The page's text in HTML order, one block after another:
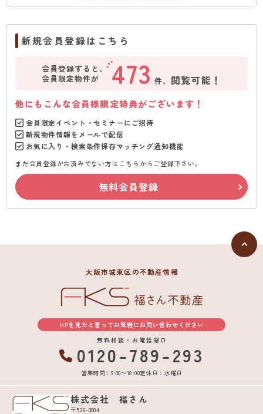
新規会員登録はこちら
会員登録すると、
会員限定物件が
473 件、 閲覧可能！
他にもこんな会員様限定特典がございます！
会員限定イベント・セミナーにご招待
新規物件情報をメールで配信
お気に入り・検索条件保存マッチング通知機能
まだ会員登録がお済みでない方はこちらからご登録下さい。
無料会員登録
大阪市城東区の不動産情報
HPを見たと言ってお気軽にお問い合わせください
無料相談・お電話窓口
0120-789-293
営業時間：9:00〜18:00定休日：水曜日
株式会社 福さん
〒536-0004